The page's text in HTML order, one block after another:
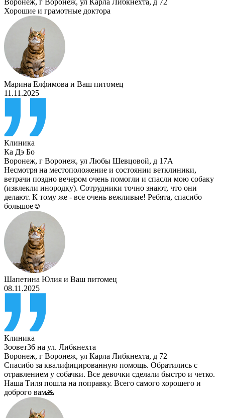
Хорошие и грамотные доктора
Марина Елфимова и Ваш питомец
11.11.2025
Клиника
Ка Дэ Бо
Воронеж, г Воронеж, ул Любы Шевцовой, д 17А
Несмотря на местоположение и состоянии ветклиники,
ветрачи поздно вечером очень помогли и спасли мою собаку
(извлекли инородку). Сотрудники точно знают, что они
делают. К тому же - все очень вежливые! Ребята, спасибо
большое☺️
Шапетина Юлия и Ваш питомец
08.11.2025
Клиника
Зоовет36 на ул. Либкнехта
Воронеж, г Воронеж, ул Карла Либкнехта, д 72
Спасибо за квалифицированную помощь. Обратились с
отравлением у собачки. Все девочки сделали быстро и четко.
Наша Тиля пошла на поправку. Всего самого хорошего и
доброго вам🙏